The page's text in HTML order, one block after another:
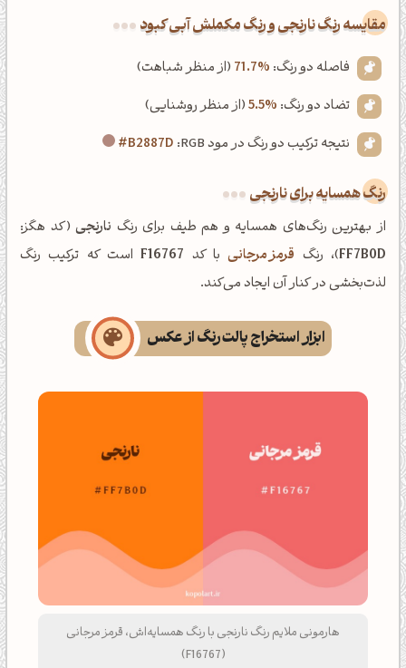
‌مقایسه رنگ نارنجی و رنگ مکملش آبی کبود
فاصله دو رنگ: 71.7% (از منظر شباهت)
تضاد دو رنگ: 5.5%(از منظر روشنایی)
نتیجه ترکیب دو رنگ در مود RGB:
#B2887D
رنگ همسایه برای نارنجی
از بهترین رنگ‌های همسایه و هم طیف برای رنگ نارنجی(کد هگز:
FF7B0D)، رنگ قرمز مرجانیبا کد F16767است که ترکیب رنگ
لذت‌بخشی در کنار آن ایجاد می‌کند.
ابزار استخراج پالت رنگ از عکس
هارمونی ملایم رنگ نارنجی با رنگ همسایه‌اش، قرمز مرجانی
(F16767)